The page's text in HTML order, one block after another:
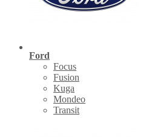
Ford
Focus
Fusion
Kuga
Mondeo
Transit